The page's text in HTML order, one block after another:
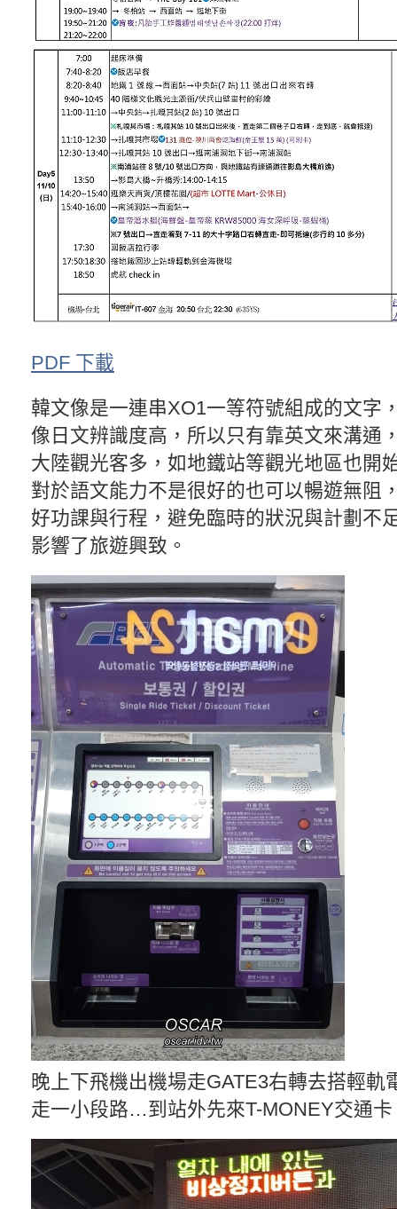
PDF 下載
韓文像是一連串XO1一等符號組成的文字
像日文辨識度高，所以只有靠英文來溝通
大陸觀光客多，如地鐵站等觀光地區也開
對於語文能力不是很好的也可以暢遊無阻
好功課與行程，避免臨時的狀況與計劃不
影響了旅遊興致。
晚上下飛機出機場走GATE3右轉去搭輕軌
走一小段路…到站外先來T-MONEY交通卡